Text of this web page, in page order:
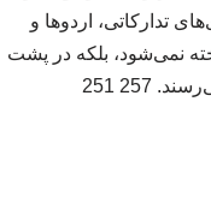
تدارکاتی، اردوها و
نمی‌شود، بلکه در پشت
251